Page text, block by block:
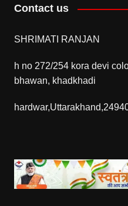
Contact us
SHRIMATI RANJAN
h no 272/254 kora devi
bhawan, khadkhadi